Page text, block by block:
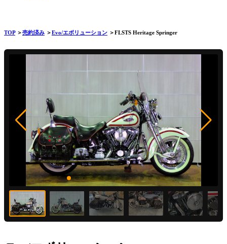
TOP＞売約済み ＞Evo/エボリューション ＞FLSTS Heritage Springer